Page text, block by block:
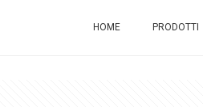
HOME PRODOTTI